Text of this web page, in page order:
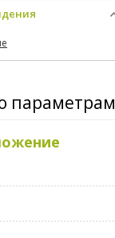
параметрам